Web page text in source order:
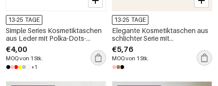
13-25 TAGE
Simple Series Kosmetiktaschen
aus Leder mit Polka-Dots-
Muster
€4,00
MOQ von 1 Stk.
+1
13-25 TAGE
Elegante Kosmetiktaschen aus
schlichter Serie mit
Blumenmuster und einfarbiger
Spitze
€5,76
MOQ von 1 Stk.